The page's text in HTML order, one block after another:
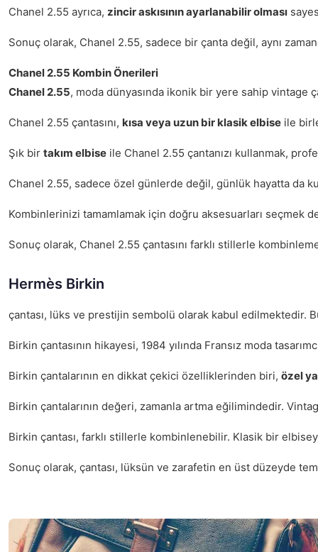
Chanel 2.55 ayrıca, zincir askısının ayarlanabilir olması
Sonuç olarak, Chanel 2.55, sadece bir çanta değil, aynı
Chanel 2.55 Kombin Önerileri
Chanel 2.55, moda dünyasında ikonik bir yere sahip
Chanel 2.55 çantasını, kısa veya uzun bir klasik elbise ile
Şık bir takım elbise ile Chanel 2.55 çantanızı kullanmak,
Chanel 2.55, sadece özel günlerde değil, günlük hayatta da
Kombinlerinizi tamamlamak için doğru aksesuarları seçmek
Sonuç olarak, Chanel 2.55 çantasını farklı stillerle
Hermès Birkin
çantası, lüks ve prestijin sembolü olarak kabul edilmektedir.
Birkin çantasının hikayesi, 1984 yılında Fransız moda
Birkin çantalarının en dikkat çekici özelliklerinden biri, özel
Birkin çantalarının değeri, zamanla artma eğilimindedir.
Birkin çantası, farklı stillerle kombinlenebilir. Klasik bir
Sonuç olarak, çantası, lüksün ve zarafetin en üst düzeyde